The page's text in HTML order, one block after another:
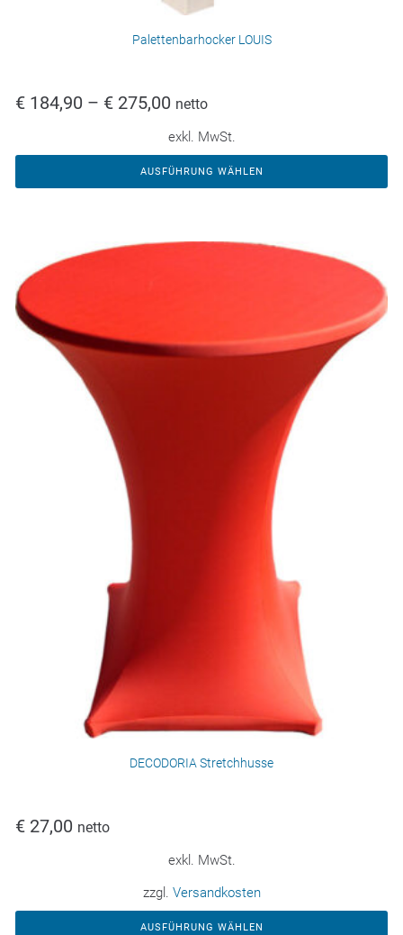
Palettenbarhocker LOUIS
€ 184,90 – € 275,00 netto
exkl. MwSt.
AUSFÜHRUNG WÄHLEN
DECODORIA Stretchhusse
€ 27,00 netto
exkl. MwSt.
zzgl. Versandkosten
AUSFÜHRUNG WÄHLEN